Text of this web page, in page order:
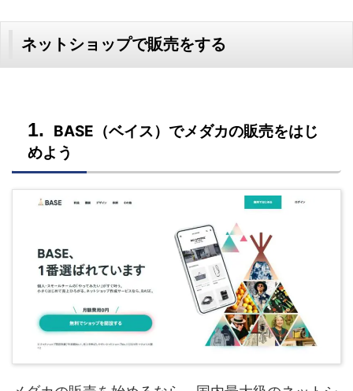
ネットショップで販売をする
BASE（ベイス）でメダカの販売をはじ
めよう